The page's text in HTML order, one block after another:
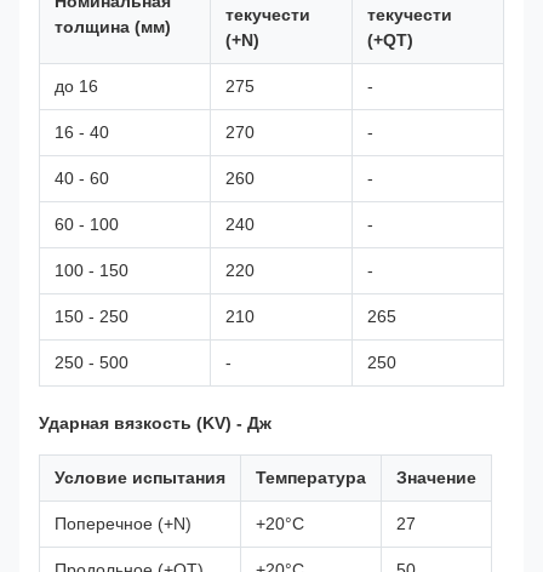
толщина (мм)
текучести
(+N)
текучести
(+QT)
до 16 275 -
16 - 40 270 -
40 - 60 260 -
60 - 100 240 -
100 - 150 220 -
150 - 250 210 265
250 - 500 - 250
Ударная вязкость (KV) - Дж
Условие испытания Температура Значение
Поперечное (+N) +20°C 27